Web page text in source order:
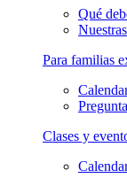
Qué
Para familias
Clases y